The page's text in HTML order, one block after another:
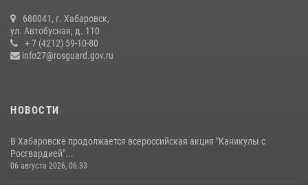
108 лет со дня рождения легендарного военачальника генерала
армии Ивана Кирилловича Яковлева
04 августа 2026, 23:41
680041, г. Хабаровск,
ул. Автобусная, д. 110
+ 7 (4212) 59-10-80
info27@rosguard.gov.ru
НОВОСТИ
В Хабаровске продолжается всероссийская акция "Каникулы с
Росгвардией"...
06 августа 2026, 06:33